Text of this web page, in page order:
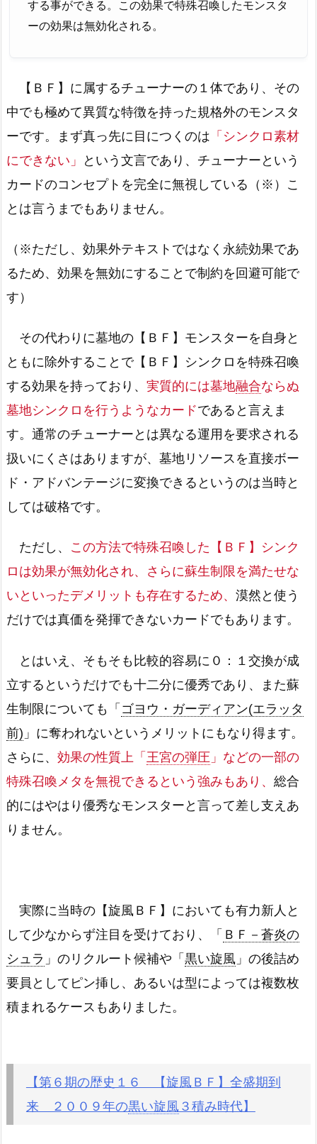
する事ができる。この効果で特殊召喚したモンスタ
ーの効果は無効化される。
【ＢＦ】に属するチューナーの１体であり、その
中でも極めて異質な特徴を持った規格外のモンスタ
ーです。まず真っ先に目につくのは 「シンクロ素材
にできない」
という文言であり、チューナーという
カードのコンセプトを完全に無視している（※）こ
とは言うまでもありません。
（※ただし、効果外テキストではなく永続効果であ
るため、効果を無効にすることで制約を回避可能で
す）
その代わりに墓地の【ＢＦ】モンスターを自身と
ともに除外することで【ＢＦ】シンクロを特殊召喚
する効果を持っており、 実質的には墓地融合ならぬ
墓地シンクロを行うようなカードであると言えま
す。通常のチューナーとは異なる運用を要求される
扱いにくさはありますが、墓地リソースを直接ボー
ド・アドバンテージに変換できるというのは当時と
しては破格です。
ただし、 この方法で特殊召喚した【ＢＦ】シンク
ロは効果が無効化され、さらに蘇生制限を満たせな
いといったデメリットも存在するため、 漠然と使う
だけでは真価を発揮できないカードでもあります。
とはいえ、そもそも比較的容易に０：１交換が成
立するというだけでも十二分に優秀であり、また蘇
生制限についても「 ゴヨウ・ガーディアン(エラッタ
前) 」に奪われないというメリットにもなり得ます。
さらに、 効果の性質上「 王宮の弾圧 」などの一部の
特殊召喚メタを無視できるという強みもあり、 総合
的にはやはり優秀なモンスターと言って差し支えあ
りません。
実際に当時の【旋風ＢＦ】においても有力新人と
して少なからず注目を受けており、「 ＢＦ－蒼炎の
シュラ 」のリクルート候補や「 黒い旋風 」の後詰め
要員としてピン挿し、あるいは型によっては複数枚
積まれるケースもありました。
【第６期の歴史１６ 【旋風ＢＦ】全盛期到
来 ２００９年の黒い旋風３積み時代】